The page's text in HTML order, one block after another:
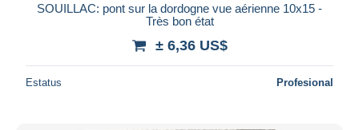
SOUILLAC: pont sur la dordogne vue aérienne 10x15 -
Très bon état
± 6,36 US$
Estatus Profesional